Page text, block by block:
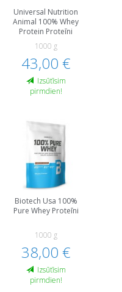
Universal Nutrition
Animal 100% Whey
Protein Proteīni
1000 g
43,00 €
Izsūtīsim
pirmdien!
Biotech Usa 100%
Pure Whey Proteīni
1000 g
38,00 €
Izsūtīsim
pirmdien!